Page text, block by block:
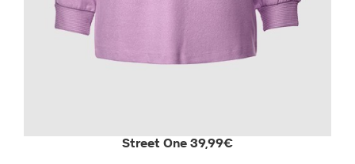
Street One 39,99€